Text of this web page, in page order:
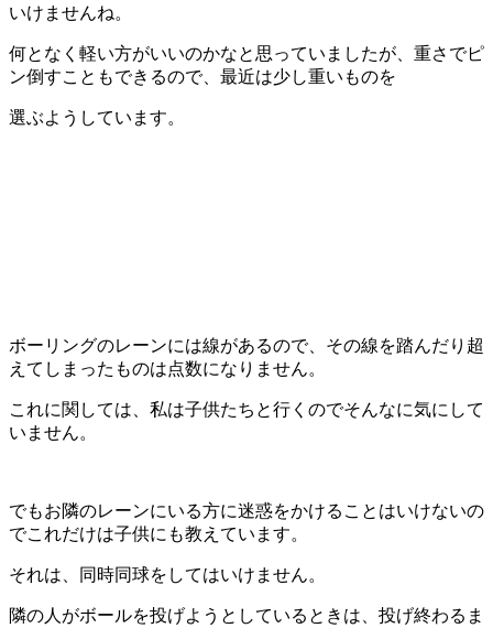
いけませんね。
何となく軽い方がいいのかなと思っていましたが、重さでピ
ン倒すこともできるので、最近は少し重いものを
選ぶようしています。
ボーリングのレーンには線があるので、その線を踏んだり超
えてしまったものは点数になりません。
これに関しては、私は子供たちと行くのでそんなに気にして
いません。
でもお隣のレーンにいる方に迷惑をかけることはいけないの
でこれだけは子供にも教えています。
それは、同時同球をしてはいけません。
隣の人がボールを投げようとしているときは、投げ終わるま